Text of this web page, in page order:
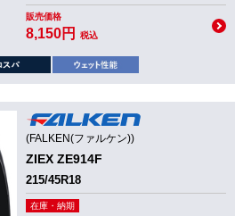
販売価格
8,150円 税込
(FALKEN(ファルケン))
ZIEX ZE914F
215/45R18
在庫・納期